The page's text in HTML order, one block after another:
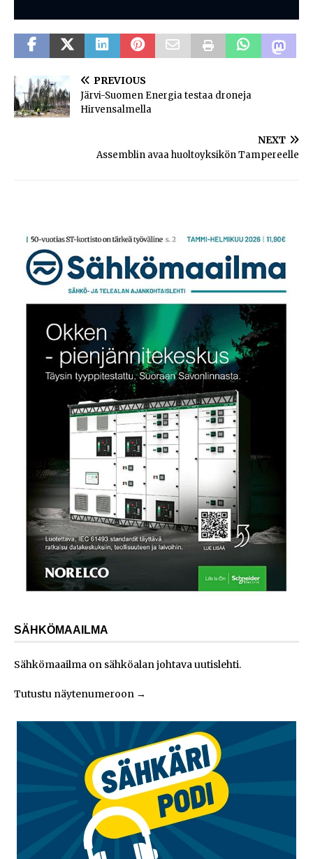
PREVIOUS
Järvi-Suomen Energia testaa droneja
Hirvensalmella
NEXT
Assemblin avaa huoltoyksikön Tampereelle
SÄHKÖMAAILMA
Sähkömaailma on sähköalan johtava uutislehti.
Tutustu näytenumeroon →